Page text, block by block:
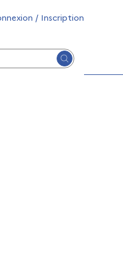
/ Inscription
Lancer la